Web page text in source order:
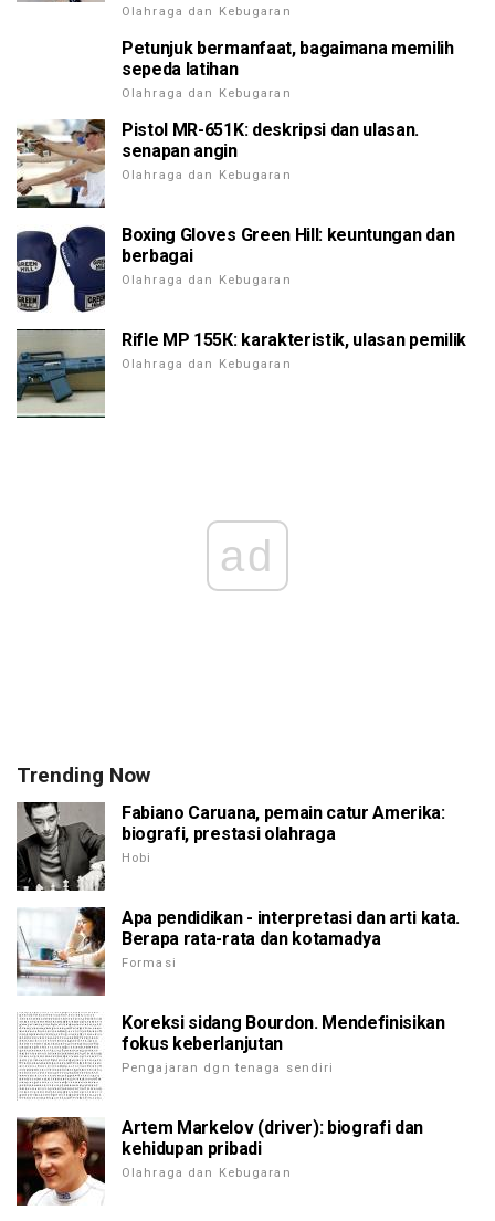
Olahraga dan Kebugaran
Petunjuk bermanfaat, bagaimana memilih
sepeda latihan
Olahraga dan Kebugaran
Pistol MR-651K: deskripsi dan ulasan.
senapan angin
Olahraga dan Kebugaran
Boxing Gloves Green Hill: keuntungan dan
berbagai
Olahraga dan Kebugaran
Rifle МР 155К: karakteristik, ulasan pemilik
Olahraga dan Kebugaran
ad
Trending Now
Fabiano Caruana, pemain catur Amerika:
biografi, prestasi olahraga
Hobi
Apa pendidikan - interpretasi dan arti kata.
Berapa rata-rata dan kotamadya
Formasi
Koreksi sidang Bourdon. Mendefinisikan
fokus keberlanjutan
Pengajaran dgn tenaga sendiri
Artem Markelov (driver): biografi dan
kehidupan pribadi
Olahraga dan Kebugaran